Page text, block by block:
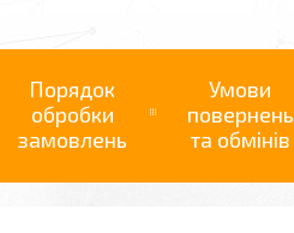
Порядок
обробки
замовлень
Умови
повернень
та обмінів